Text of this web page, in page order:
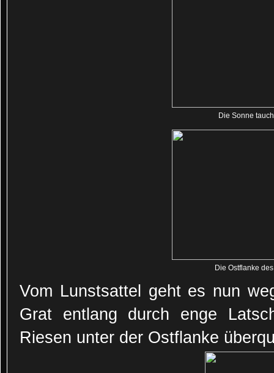
Die Sonne
Die Ostflanke
Vom Lunstsattel geht es nun
Grat entlang durch enge
Riesen unter der Ostflanke